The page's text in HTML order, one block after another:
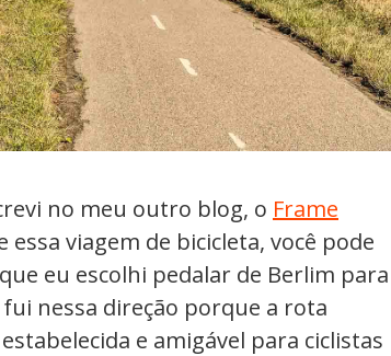
no meu outro blog, o Frame
essa viagem de bicicleta, você pode
eu escolhi pedalar de Berlim para
nessa direção porque a rota
e amigável para ciclistas